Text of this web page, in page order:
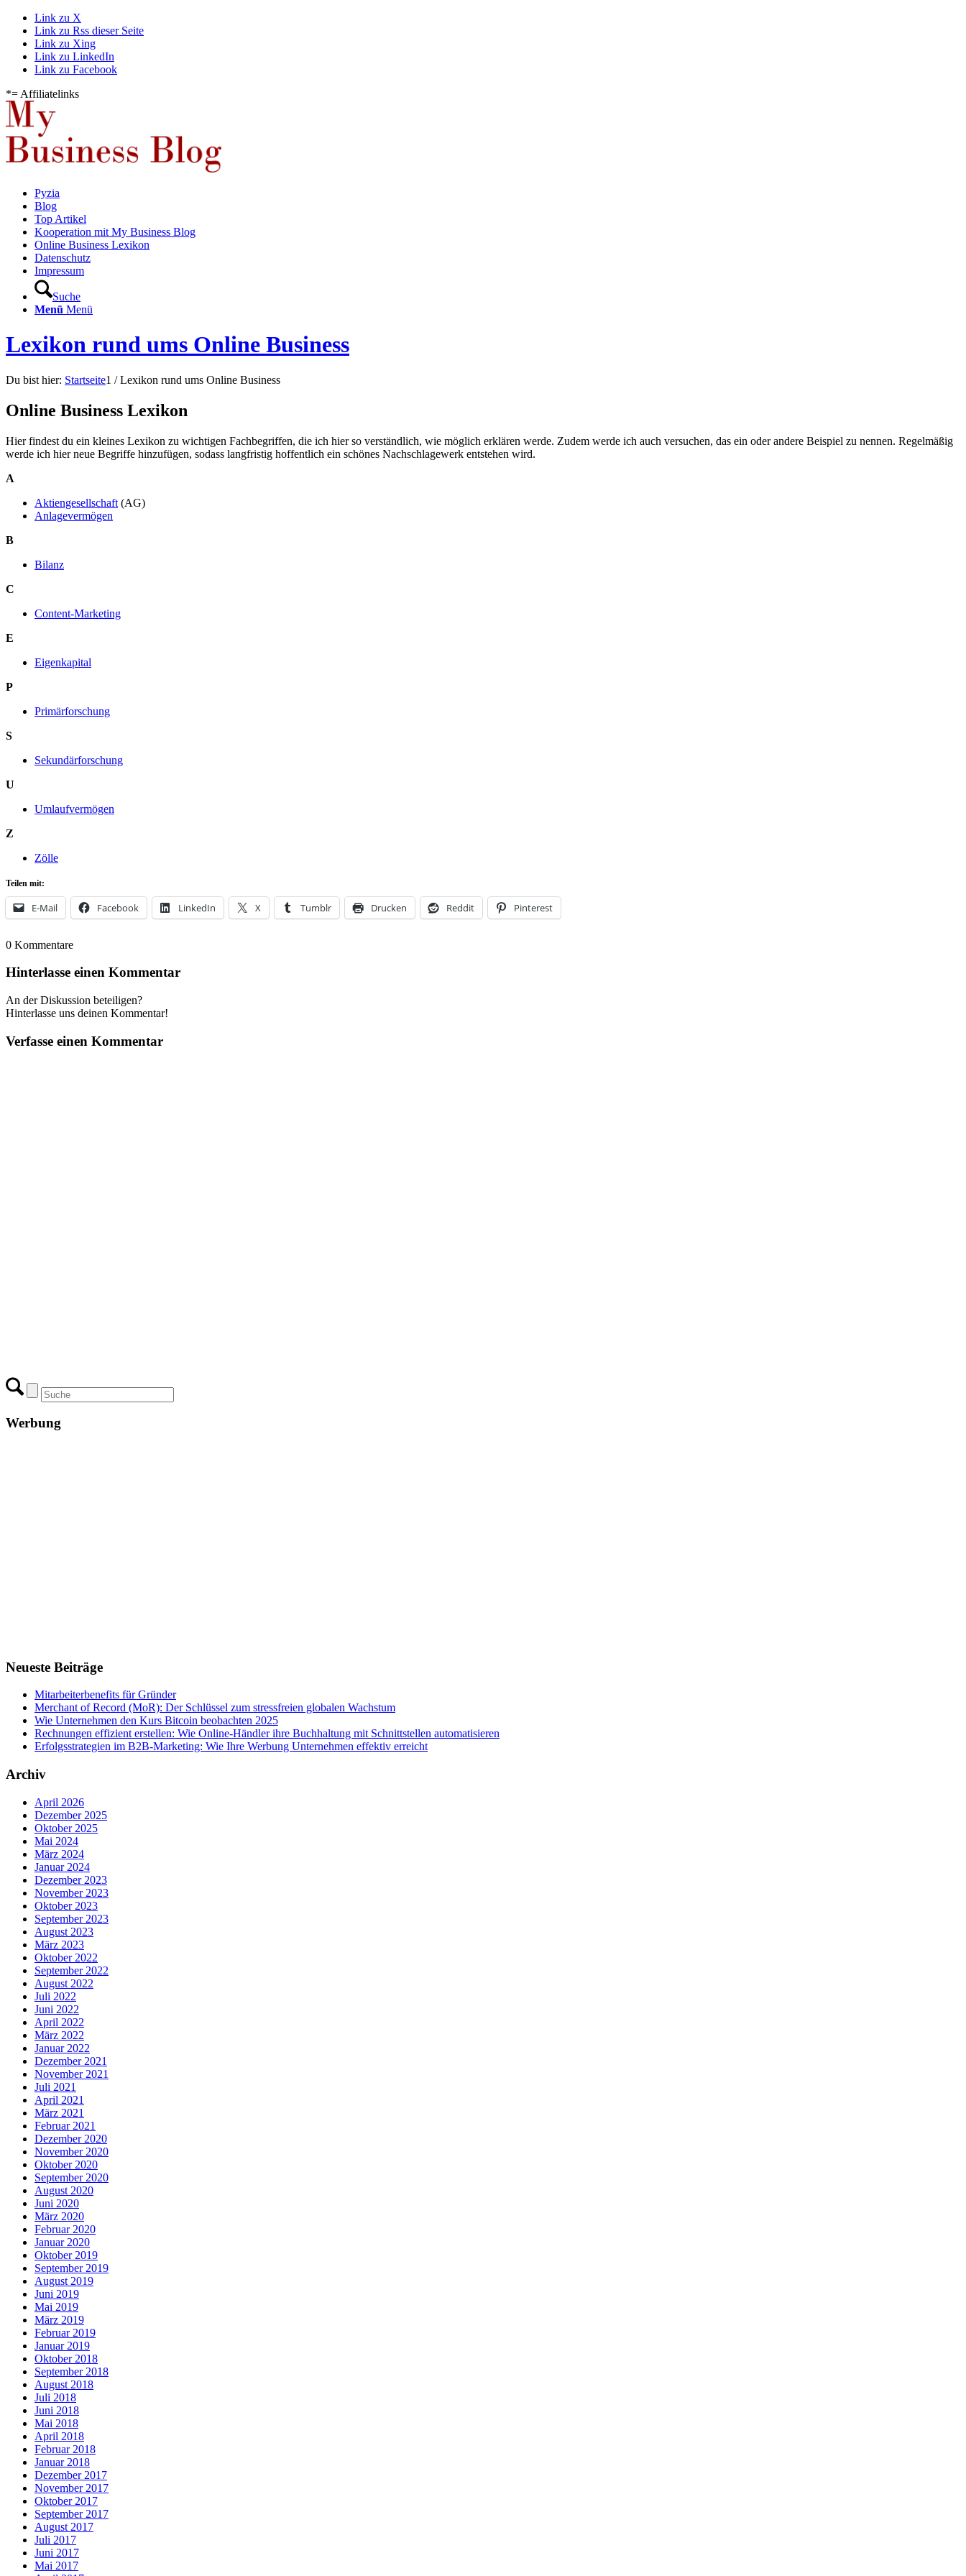
Link zu X
Link zu Rss dieser Seite
Link zu Xing
Link zu LinkedIn
Link zu Facebook
*= Affiliatelinks
Pyzia
Blog
Top Artikel
Kooperation mit My Business Blog
Online Business Lexikon
Datenschutz
Impressum
Suche
Menü Menü
Lexikon rund ums Online Business
Du bist hier: Startseite1 / Lexikon rund ums Online Business
Online Business Lexikon
Hier findest du ein kleines Lexikon zu wichtigen Fachbegriffen, die ich hier so verständlich, wie möglich erklären werde. Zudem werde ich auch versuchen, das ein oder andere Beispiel zu nennen. Regelmäßig
werde ich hier neue Begriffe hinzufügen, sodass langfristig hoffentlich ein schönes Nachschlagewerk entstehen wird.
A
Aktiengesellschaft (AG)
Anlagevermögen
B
Bilanz
C
Content-Marketing
E
Eigenkapital
P
Primärforschung
S
Sekundärforschung
U
Umlaufvermögen
Z
Zölle
Teilen mit:
E-Mail Facebook LinkedIn X Tumblr Drucken Reddit Pinterest
0 Kommentare
Hinterlasse einen Kommentar
An der Diskussion beteiligen?
Hinterlasse uns deinen Kommentar!
Verfasse einen Kommentar
Werbung
Neueste Beiträge
Mitarbeiterbenefits für Gründer
Merchant of Record (MoR): Der Schlüssel zum stressfreien globalen Wachstum
Wie Unternehmen den Kurs Bitcoin beobachten 2025
Rechnungen effizient erstellen: Wie Online-Händler ihre Buchhaltung mit Schnittstellen automatisieren
Erfolgsstrategien im B2B-Marketing: Wie Ihre Werbung Unternehmen effektiv erreicht
Archiv
April 2026
Dezember 2025
Oktober 2025
Mai 2024
März 2024
Januar 2024
Dezember 2023
November 2023
Oktober 2023
September 2023
August 2023
März 2023
Oktober 2022
September 2022
August 2022
Juli 2022
Juni 2022
April 2022
März 2022
Januar 2022
Dezember 2021
November 2021
Juli 2021
April 2021
März 2021
Februar 2021
Dezember 2020
November 2020
Oktober 2020
September 2020
August 2020
Juni 2020
März 2020
Februar 2020
Januar 2020
Oktober 2019
September 2019
August 2019
Juni 2019
Mai 2019
März 2019
Februar 2019
Januar 2019
Oktober 2018
September 2018
August 2018
Juli 2018
Juni 2018
Mai 2018
April 2018
Februar 2018
Januar 2018
Dezember 2017
November 2017
Oktober 2017
September 2017
August 2017
Juli 2017
Juni 2017
Mai 2017